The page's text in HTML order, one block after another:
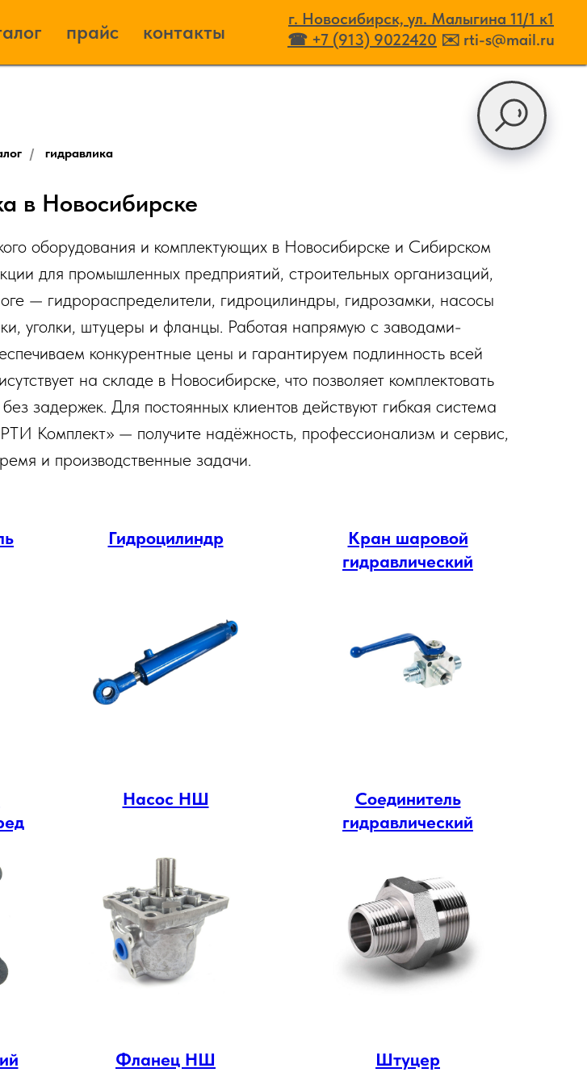
прайс контакты
г. Новосибирск, ул. Малыгина 11/1 к1
☎ +7 (913) 9022420 ✉️ rti-s@mail.ru
/ гидравлика
в Новосибирске
оборудования и комплектующих в Новосибирске и Сибирском
для промышленных предприятий, строительных организаций,
— гидрораспределители, гидроцилиндры, гидрозамки, насосы
уголки, штуцеры и фланцы. Работая напрямую с заводами-
конкурентные цены и гарантируем подлинность всей
на складе в Новосибирске, что позволяет комплектовать
задержек. Для постоянных клиентов действуют гибкая система
Комплект» — получите надёжность, профессионализм и сервис,
и производственные задачи.
Гидроцилиндр
Кран шаровой
гидравлический
Насос НШ
Соединитель
гидравлический
Фланец НШ Штуцер